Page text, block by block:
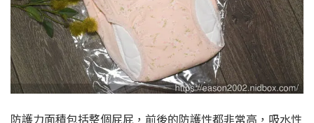
防護力面積包括整個屁屁，前後的防護性都非常高，吸水性